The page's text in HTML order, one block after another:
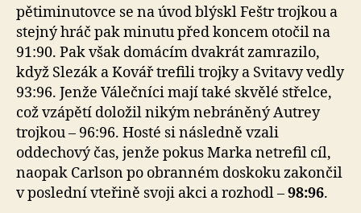
pětiminutovce se na úvod blýskl Feštr trojkou a
stejný hráč pak minutu před koncem otočil na
91:90. Pak však domácím dvakrát zamrazilo,
když Slezák a Kovář trefili trojky a Svitavy vedly
93:96. Jenže Válečníci mají také skvělé střelce,
což vzápětí doložil nikým nebráněný Autrey
trojkou – 96:96. Hosté si následně vzali
oddechový čas, jenže pokus Marka netrefil cíl,
naopak Carlson po obranném doskoku zakončil
v poslední vteřině svoji akci a rozhodl –98:96.